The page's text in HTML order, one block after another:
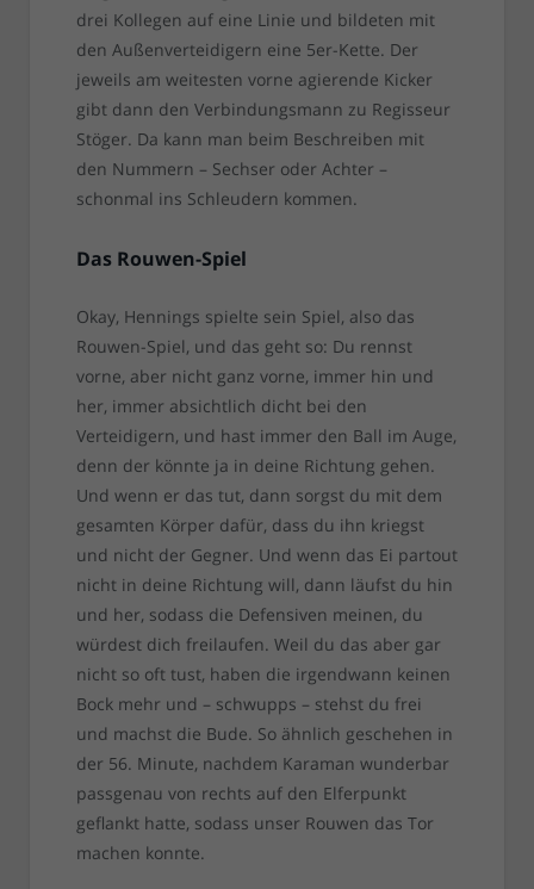
drei Kollegen auf eine Linie und bildeten mit
den Außenverteidigern eine 5er-Kette. Der
jeweils am weitesten vorne agierende Kicker
gibt dann den Verbindungsmann zu Regisseur
Stöger. Da kann man beim Beschreiben mit
den Nummern – Sechser oder Achter –
schonmal ins Schleudern kommen.
Das Rouwen-Spiel
Okay, Hennings spielte sein Spiel, also das
Rouwen-Spiel, und das geht so: Du rennst
vorne, aber nicht ganz vorne, immer hin und
her, immer absichtlich dicht bei den
Verteidigern, und hast immer den Ball im Auge,
denn der könnte ja in deine Richtung gehen.
Und wenn er das tut, dann sorgst du mit dem
gesamten Körper dafür, dass du ihn kriegst
und nicht der Gegner. Und wenn das Ei partout
nicht in deine Richtung will, dann läufst du hin
und her, sodass die Defensiven meinen, du
würdest dich freilaufen. Weil du das aber gar
nicht so oft tust, haben die irgendwann keinen
Bock mehr und – schwupps – stehst du frei
und machst die Bude. So ähnlich geschehen in
der 56. Minute, nachdem Karaman wunderbar
passgenau von rechts auf den Elferpunkt
geflankt hatte, sodass unser Rouwen das Tor
machen konnte.